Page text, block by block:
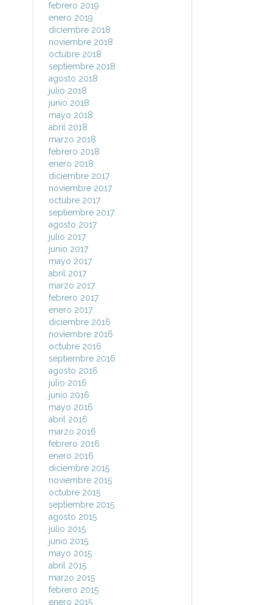
febrero 2019
enero 2019
diciembre 2018
noviembre 2018
octubre 2018
septiembre 2018
agosto 2018
julio 2018
junio 2018
mayo 2018
abril 2018
marzo 2018
febrero 2018
enero 2018
diciembre 2017
noviembre 2017
octubre 2017
septiembre 2017
agosto 2017
julio 2017
junio 2017
mayo 2017
abril 2017
marzo 2017
febrero 2017
enero 2017
diciembre 2016
noviembre 2016
octubre 2016
septiembre 2016
agosto 2016
julio 2016
junio 2016
mayo 2016
abril 2016
marzo 2016
febrero 2016
enero 2016
diciembre 2015
noviembre 2015
octubre 2015
septiembre 2015
agosto 2015
julio 2015
junio 2015
mayo 2015
abril 2015
marzo 2015
febrero 2015
enero 2015